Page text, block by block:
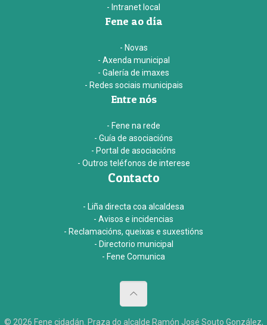
- Intranet local
Fene ao día
- Novas
- Axenda municipal
- Galería de imaxes
- Redes sociais municipais
Entre nós
- Fene na rede
- Guía de asociacións
- Portal de asociacións
- Outros teléfonos de interese
Contacto
- Liña directa coa alcaldesa
- Avisos e incidencias
- Reclamacións, queixas e suxestións
- Directorio municipal
- Fene Comunica
© 2026 Fene cidadán. Praza do alcalde Ramón José Souto González,